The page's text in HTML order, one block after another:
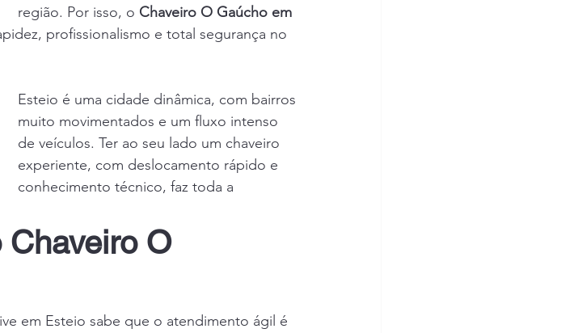
região. Por isso, o Chaveiro O Gaúcho em
profissionalismo e total segurança no
Esteio é uma cidade dinâmica, com bairros
muito movimentados e um fluxo intenso
de veículos. Ter ao seu lado um chaveiro
experiente, com deslocamento rápido e
conhecimento técnico, faz toda a
Chaveiro O
em Esteio sabe que o atendimento ágil é